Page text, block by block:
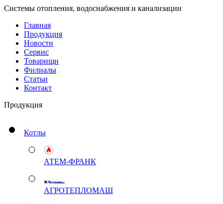
Системы отопления, водоснабжения и канализации
Главная
Продукция
Новости
Сервис
Товарищи
Филиалы
Статьи
Контакт
Продукция
Котлы
АТЕМ-ФРАНК
АГРОТЕПЛОМАШ